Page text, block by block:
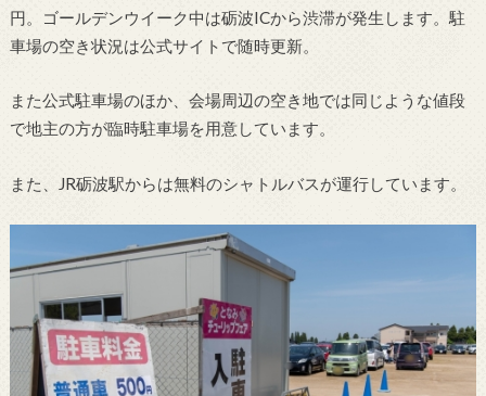
円。ゴールデンウイーク中は砺波ICから渋滞が発生します。駐
車場の空き状況は公式サイトで随時更新。
また公式駐車場のほか、会場周辺の空き地では同じような値段
で地主の方が臨時駐車場を用意しています。
また、JR砺波駅からは無料のシャトルバスが運行しています。